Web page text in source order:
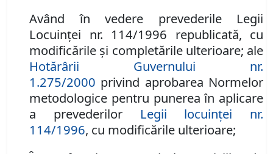
Având în vedere prevederile Legii
Locuinţei nr. 114/1996 republicată, cu
modificările şi completările ulterioare; ale
Hotărârii Guvernului nr.
1.275/2000 privind aprobarea Normelor
metodologice pentru punerea în aplicare
a prevederilor Legii locuinţei nr.
114/1996, cu modificările ulterioare;